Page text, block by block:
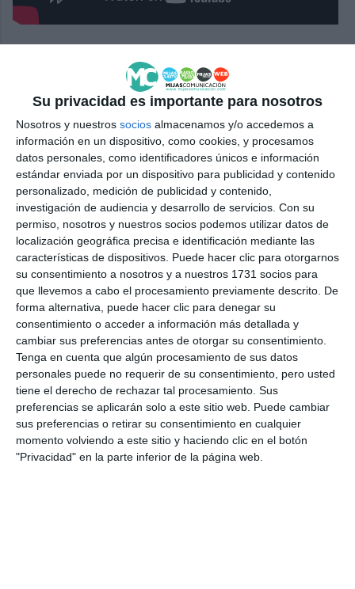
Su privacidad es importante para nosotros
Nosotros y nuestros socios almacenamos y/o accedemos a
información en un dispositivo, como cookies, y procesamos
datos personales, como identificadores únicos e información
estándar enviada por un dispositivo para publicidad y contenido
personalizado, medición de publicidad y contenido,
investigación de audiencia y desarrollo de servicios. Con su
permiso, nosotros y nuestros socios podemos utilizar datos de
localización geográfica precisa e identificación mediante las
características de dispositivos. Puede hacer clic para otorgarnos
su consentimiento a nosotros y a nuestros 1731 socios para
que llevemos a cabo el procesamiento previamente descrito. De
forma alternativa, puede hacer clic para denegar su
consentimiento o acceder a información más detallada y
cambiar sus preferencias antes de otorgar su consentimiento.
Tenga en cuenta que algún procesamiento de sus datos
personales puede no requerir de su consentimiento, pero usted
tiene el derecho de rechazar tal procesamiento. Sus
preferencias se aplicarán solo a este sitio web. Puede cambiar
sus preferencias o retirar su consentimiento en cualquier
momento volviendo a este sitio y haciendo clic en el botón
"Privacidad" en la parte inferior de la página web.
Comparte esta noticia desde el siguiente enlace:
https://mijascom.com/?a=37620
SOLEDAD VIERNES SANTO SEMANA SANTA
CRISTO DE LA PAZ MIJAS PUEBLO VIRGEN MARÍA